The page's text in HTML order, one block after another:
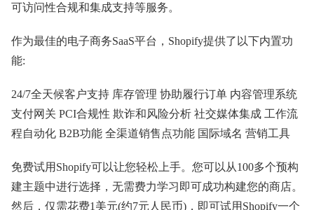
可访问性合规和集成支持等服务。
作为最佳的电子商务SaaS平台，Shopify提供了以下内置功
能:
24/7全天候客户支持 库存管理 协助履行订单 内容管理系统
支付网关 PCI合规性 欺诈和风险分析 社交媒体集成 工作流
程自动化 B2B功能 全渠道销售点功能 国际域名 营销工具
免费试用Shopify可以让您轻松上手。您可以从100多个预构
建主题中进行选择，无需费力学习即可成功构建您的商店。
然后，仅需花费1美元(约7元人民币)，即可试用Shopify一个